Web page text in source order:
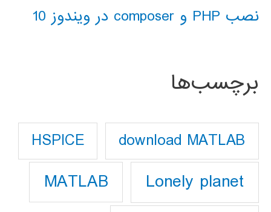
نصب PHP و composer در ویندوز 10
برچسب‌ها
download MATLAB
HSPICE
Lonely planet
MATLAB